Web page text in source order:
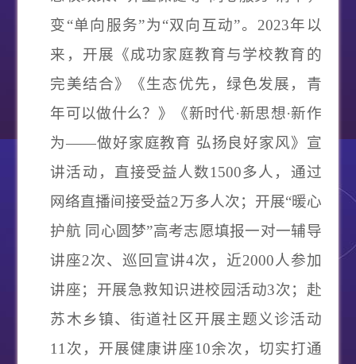
变“单向服务”为“双向互动”。2023年以
来，开展《成功家庭教育与学校教育的
完美结合》《生态优先，绿色发展，青
年可以做什么？》《新时代·新思想·新作
为——做好家庭教育 弘扬良好家风》宣
讲活动，直接受益人数1500多人，通过
网络直播间接受益2万多人次；开展“暖心
护航 同心圆梦”高考志愿填报一对一辅导
讲座2次、巡回宣讲4次，近2000人参加
讲座；开展急救知识进校园活动3次；赴
苏木乡镇、街道社区开展主题义诊活动
11次，开展健康讲座10余次，切实打通